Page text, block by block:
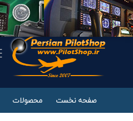
صفحه نخست محصولات